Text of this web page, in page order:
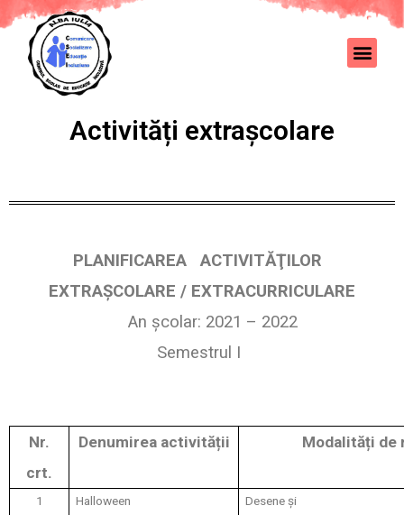
Activități extrașcolare
PLANIFICAREA
ACTIVITĂŢILOR
EXTRAŞCOLARE / EXTRACURRICULARE
An școlar: 2021 – 2022
Semestrul I
Nr.
crt.
Denumirea activității Modalități de
1 Halloween
Desene și